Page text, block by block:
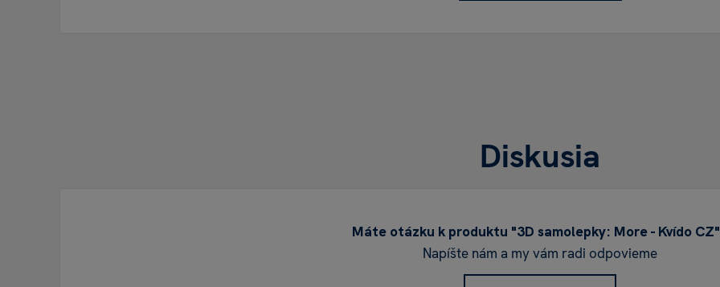
Diskusia
Máte otázku k produktu "3D samolepky: More - Kvído
Napíšte nám a my vám radi odpovieme